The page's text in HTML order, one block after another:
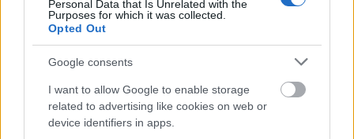
Personal Data that Is Unrelated with the
Purposes for which it was collected.
Opted Out
Google consents
I want to allow Google to enable storage
related to advertising like cookies on web or
device identifiers in apps.
Látványos építési szakasz indult be a Flórián téri
felüljárón
A tartós nyári hőség jelentős kihívás elé állítja a KM Építőt,